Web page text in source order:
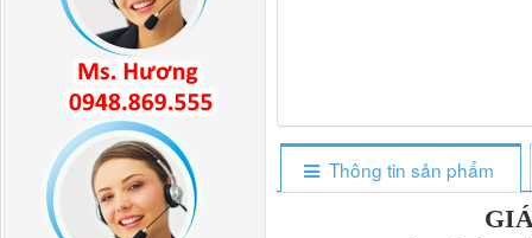
Thông tin sản phẩm
M4610162101A0 Tapbi
cửa Thaco...